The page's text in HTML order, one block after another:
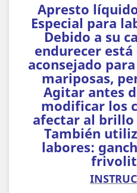
Apresto
Especial para
Debido a su
endurecer
aconsejado
mariposas,
Agitar antes
modificar los
afectar al brillo
También
labores: